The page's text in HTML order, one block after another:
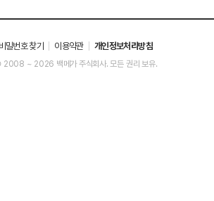
비밀번호 찾기 이용약관 개인정보처리방침
~ 2026 백메가 주식회사. 모든 권리 보유.